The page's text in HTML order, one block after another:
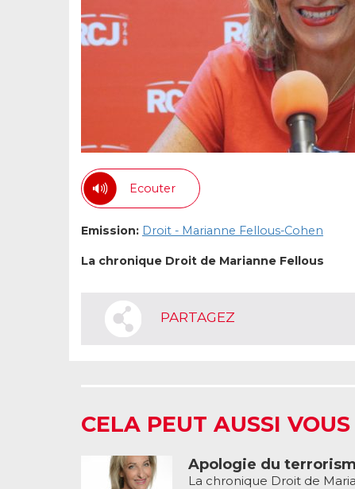
Ecouter
Emission: Droit - Marianne Fellous-Cohen
La chronique Droit de Marianne Fellous
PARTAGEZ
CELA PEUT AUSSI
Apologie du
La chronique Droit de